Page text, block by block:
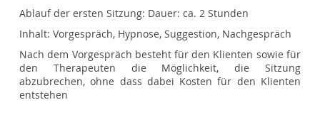
Ablauf der ersten Sitzung: Dauer: ca. 2 Stunden
Inhalt: Vorgespräch, Hypnose, Suggestion, Nachgespräch
Nach dem Vorgespräch besteht für den Klienten sowie für
den Therapeuten die Möglichkeit, die Sitzung
abzubrechen, ohne dass dabei Kosten für den Klienten
entstehen